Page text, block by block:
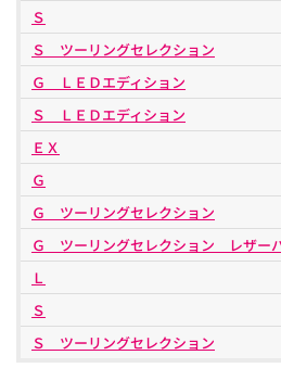
Ｓ
Ｓ ツーリングセレクション
Ｇ ＬＥＤエディション
Ｓ ＬＥＤエディション
ＥＸ
Ｇ
Ｇ ツーリングセレクション
Ｇ ツーリングセレクション レザー
Ｌ
Ｓ
Ｓ ツーリングセレクション